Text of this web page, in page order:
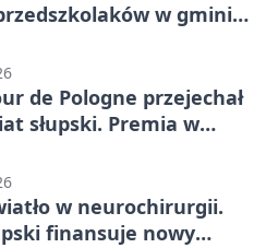
w gminie
de Pologne przejechał
słupski. Premia w
w neurochirurgii.
finansuje nowy